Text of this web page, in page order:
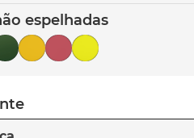
espelhadas